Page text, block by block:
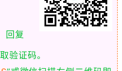
回复
验证码。